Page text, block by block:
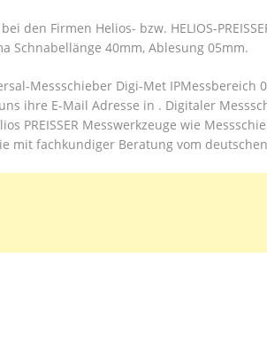
den Firmen Helios- bzw. HELIOS-
Schnabellänge 40mm, Ablesung 05mm.
Messschieber Digi-Met
ihre E-Mail Adresse in . Digitaler
PREISSER Messwerkzeuge wie
mit fachkundiger Beratung vom